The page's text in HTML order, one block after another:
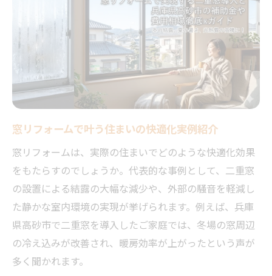
窓リフォームで実感する二重窓の断熱効果
省エネに役立つ窓リフォームの最新トレン
二重窓リフォームと光熱費削減の関係性
窓リフォームがもたらす防音と快適性の向
上
二重窓導入で得られる結露防止のポイント
高砂市で補助金活用するリフォームの流れ
窓リフォーム補助金申請の基本ステップ解
説
高砂市で活用できる窓リフォーム補助金情
報
窓リフォームの補助金適用条件と注意点
補助金を最大限活かす窓リフォーム計画法
窓リフォームで叶う住まいの快適化実例紹介
窓リフォームは、実際の住まいでどのような快適化効果
をもたらすのでしょうか。代表的な事例として、二重窓
の設置による結露の大幅な減少や、外部の騒音を軽減し
た静かな室内環境の実現が挙げられます。例えば、兵庫
県高砂市で二重窓を導入したご家庭では、冬場の窓周辺
の冷え込みが改善され、暖房効率が上がったという声が
多く聞かれます。